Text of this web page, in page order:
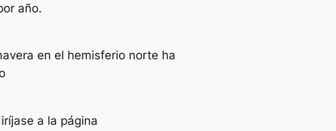
año.
en el hemisferio norte ha
a la página